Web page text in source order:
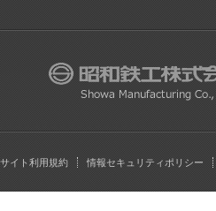
サイト利用規約 情報セキュリティポリシー